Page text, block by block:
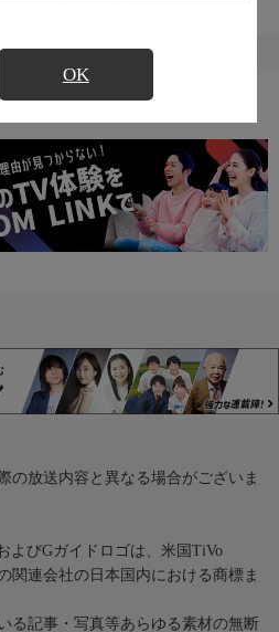
OK
の放送内容と異なる場合がございま
よびGガイドロゴは、米国TiVo
関連会社の日本国内における商標ま
る記事・写真等あらゆる素材の無断